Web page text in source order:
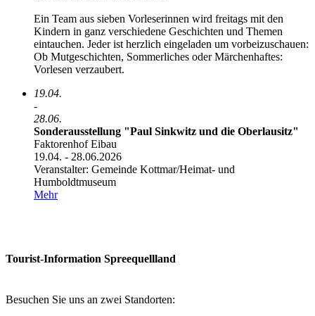
Ein Team aus sieben Vorleserinnen wird freitags mit den
Kindern in ganz verschiedene Geschichten und Themen
eintauchen. Jeder ist herzlich eingeladen um vorbeizuschauen:
Ob Mutgeschichten, Sommerliches oder Märchenhaftes:
Vorlesen verzaubert.
19.04.
-
28.06.
Sonderausstellung "Paul Sinkwitz und die Oberlausitz"
Faktorenhof Eibau
19.04. - 28.06.2026
Veranstalter: Gemeinde Kottmar/­Heimat- und
Humboldtmuseum
Mehr
Tourist-Information Spreequellland
Besuchen Sie uns an zwei Standorten: